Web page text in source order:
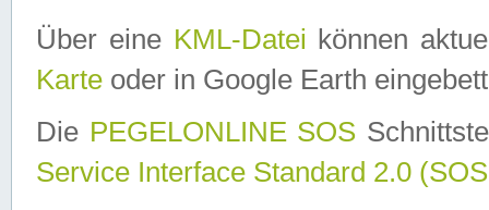
Über eine KML-Datei können
Karte oder in Google Earth
Die PEGELONLINE SOS
Service Interface Standard 2.0